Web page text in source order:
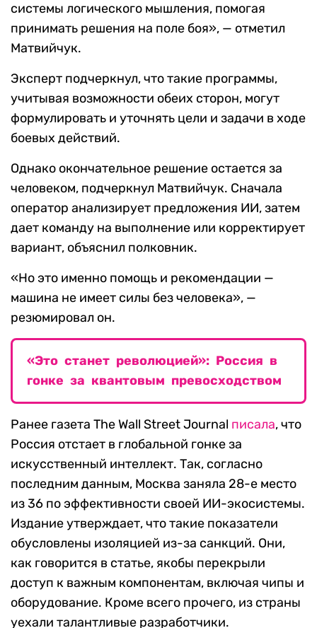
системы логического мышления, помогая
принимать решения на поле боя», — отметил
Матвийчук.
Эксперт подчеркнул, что такие программы,
учитывая возможности обеих сторон, могут
формулировать и уточнять цели и задачи в ходе
боевых действий.
Однако окончательное решение остается за
человеком, подчеркнул Матвийчук. Сначала
оператор анализирует предложения ИИ, затем
дает команду на выполнение или корректирует
вариант, объяснил полковник.
«Но это именно помощь и рекомендации —
машина не имеет силы без человека», —
резюмировал он.
«Это станет революцией»: Россия в
гонке за квантовым превосходством
Ранее газета The Wall Street Journal писала, что
Россия отстает в глобальной гонке за
искусственный интеллект. Так, согласно
последним данным, Москва заняла 28-е место
из 36 по эффективности своей ИИ-экосистемы.
Издание утверждает, что такие показатели
обусловлены изоляцией из-за санкций. Они,
как говорится в статье, якобы перекрыли
доступ к важным компонентам, включая чипы и
оборудование. Кроме всего прочего, из страны
уехали талантливые разработчики.